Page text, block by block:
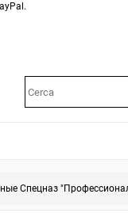
Спецназ